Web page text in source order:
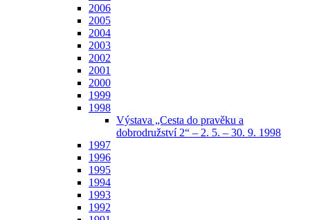
2006
2005
2004
2003
2002
2001
2000
1999
1998
Výstava „Cesta do pravěku a
dobrodružství 2“ – 2. 5. – 30. 9. 1998
1997
1996
1995
1994
1993
1992